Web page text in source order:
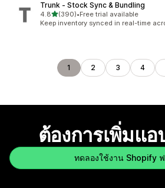
Trunk ‑ Stock Sync & Bundling
4.8เต็ม 5 ดาว
(390)
ทั้งหมด 390 รีวิว
•Free trial available
Keep inventory synced in real-time
1 2 3 4
ต้องการเพิ่มแ
ทดลองใช้งาน Shopify